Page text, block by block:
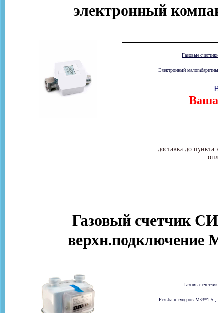
электронный
Газовые
Электронный
Ваша
доставка до
Газовый счетчик
верхн.подключение
Газовые
Резьба штуцеров М33*1.5 ,